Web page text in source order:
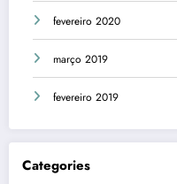
fevereiro 2020
março 2019
fevereiro 2019
Categories